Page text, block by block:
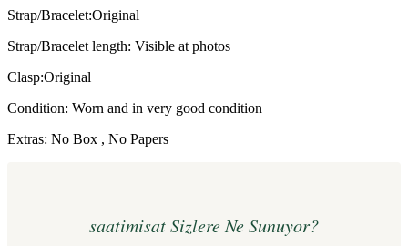
Strap/Bracelet:Original
Strap/Bracelet length: Visible at photos
Clasp:Original
Condition: Worn and in very good condition
Extras: No Box , No Papers
saatimisat Sizlere Ne Sunuyor?